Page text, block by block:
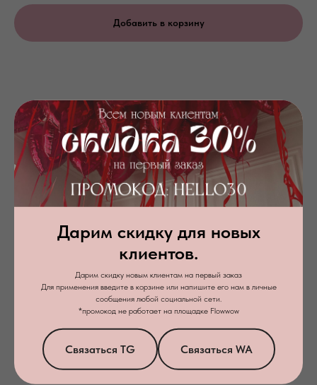
Дарим скидку для новых
клиентов.
Дарим скидку новым клиентам на первый заказ
Для применения введите в корзине или напишите его нам в личные
сообщения любой социальной сети.
*промокод не работает на площадке Flowwow
Связаться TG Связаться WA
Добавить в корзину
+7
Я даю согласие на обработку персональных данных
политикой конфиденциальности
Заказать звонок